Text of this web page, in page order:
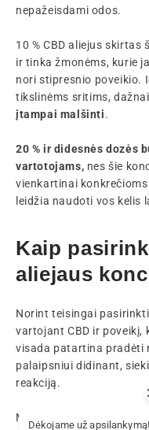
nepažeisdami odos.
10 % CBD aliejus
ir tinka žmonėms, kurie
nori stipresnio poveikio.
tikslinėms sritims,
įtampai malšinti.
20 % ir didesnės dozės
vartotojams, nes šie
vienkartinai
leidžia naudoti vos kelis
Kaip
aliejaus
Norint teisingai
vartojant CBD ir poveikį,
visada patartina pradėti
palaipsniui didinant,
reakciją.
Mama pataria rinktis
Dėkojame už apsilankymą!